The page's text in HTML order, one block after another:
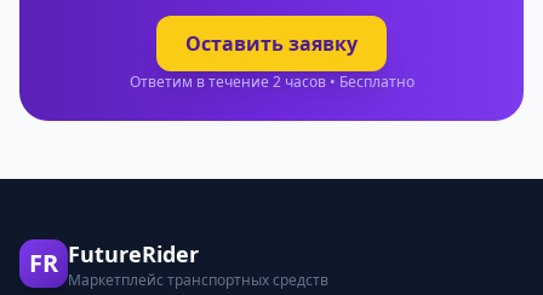
Оставить заявку
Ответим в течение 2 часов • Бесплатно
FR FutureRider
Маркетплейс транспортных средств